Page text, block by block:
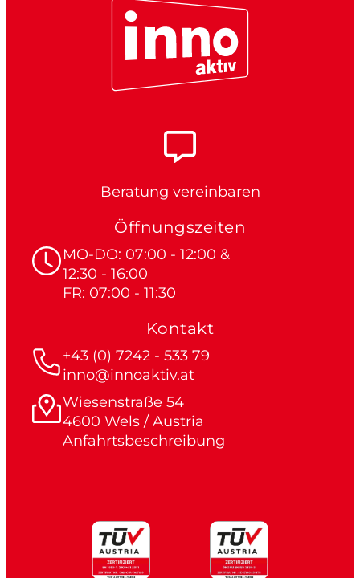
Beratung vereinbaren
Öffnungszeiten
MO-DO: 07:00 - 12:00 &
12:30 - 16:00
FR: 07:00 - 11:30
Kontakt
+43 (0) 7242 - 533 79
inno@innoaktiv.at
Wiesenstraße 54
4600 Wels / Austria
Anfahrtsbeschreibung